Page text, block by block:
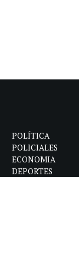
POLÍTICA
POLICIALES
ECONOMIA
DEPORTES